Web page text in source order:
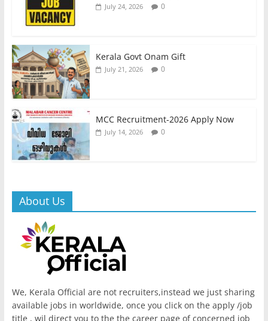
July 24, 2026 0
Kerala Govt Onam Gift
July 21, 2026 0
MCC Recruitment-2026 Apply Now
July 14, 2026 0
About Us
We, Kerala Official are not recruiters,instead we just sharing
available jobs in worldwide, once you click on the apply /job
title , wil direct you to the the career page of concerned job